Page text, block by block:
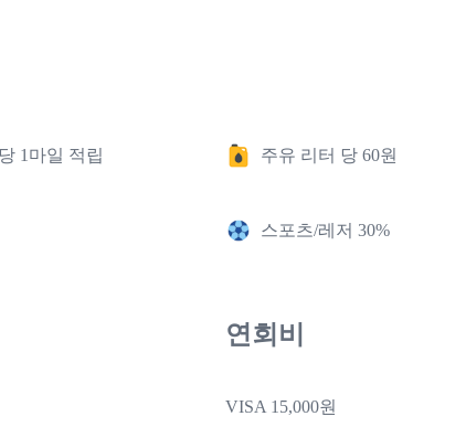
1마일 적립 주유 리터 당 60원
스포츠/레저 30%
연회비
VISA 15,000원